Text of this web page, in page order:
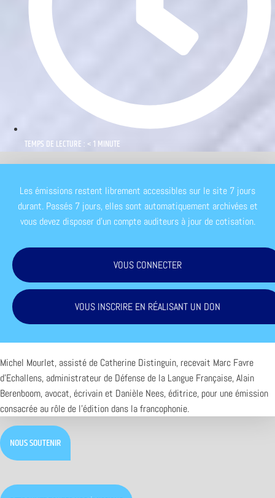
TEMPS DE LECTURE : < 1 MINUTE
Les émissions restent librement accessibles sur le site 7 jours
durant. Passés 7 jours, elles sont automatiquement archivées et
vous devez disposer d'un compte auditeurs à jour de cotisation.
VOUS CONNECTER
VOUS INSCRIRE EN RÉALISANT UN DON
Michel Mourlet, assisté de Catherine Distinguin, recevait Marc Favre
d’Echallens, administrateur de Défense de la Langue Française, Alain
Berenboom, avocat, écrivain et Danièle Nees, éditrice, pour une émission
consacrée au rôle de l’édition dans la francophonie.
NOUS SOUTENIR